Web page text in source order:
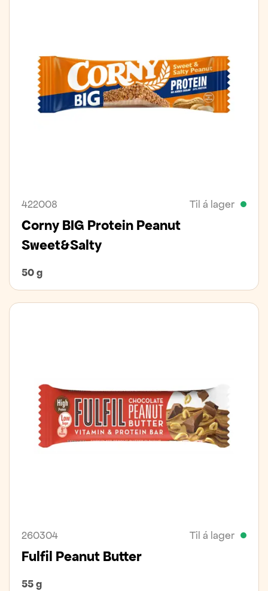
422008 Til á lager
Corny BIG Protein Peanut
Sweet&Salty
50 g
260304 Til á lager
Fulfil Peanut Butter
55 g